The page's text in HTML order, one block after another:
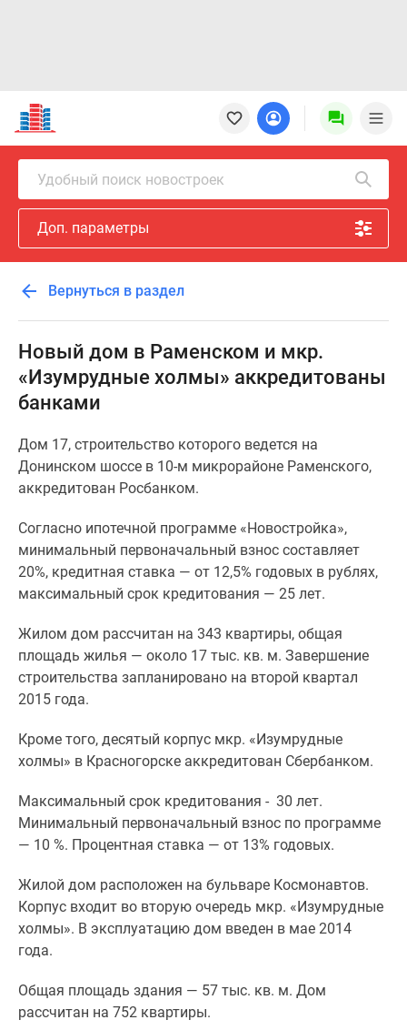
Новостройки
Квартиры
Ипотека
Новостройки
Москвы
Новостройки
Подмосковья
Новостройки
Москвы
Готовые
новостройки
Новостройки
карте
предложения
Коммерческие
помещения
застройщики
Панорамы
новостроек
Видеообзор
новостроек
Экспертиза
новостроек
Москвы
Студии
комнатные
комнатные
комнатные
Квартиры
карте
Ипотечный
Удобный поиск новостроек
Доп. параметры
Вернуться в раздел
Новый дом в Раменском и мкр.
«Изумрудные холмы» аккредитованы
банками
Дом 17, строительство которого ведется на
Донинском шоссе в 10-м микрорайоне Раменского,
аккредитован Росбанком.
Согласно ипотечной программе «Новостройка»,
минимальный первоначальный взнос составляет
20%, кредитная ставка — от 12,5% годовых в рублях,
максимальный срок кредитования — 25 лет.
Жилом дом рассчитан на 343 квартиры, общая
площадь жилья — около 17 тыс. кв. м. Завершение
строительства запланировано на второй квартал
2015 года.
Кроме того, десятый корпус мкр. «Изумрудные
холмы» в Красногорске аккредитован Сбербанком.
Максимальный срок кредитования - 30 лет.
Минимальный первоначальный взнос по программе
— 10 %. Процентная ставка — от 13% годовых.
Жилой дом расположен на бульваре Космонавтов.
Корпус входит во вторую очередь мкр. «Изумрудные
холмы». В эксплуатацию дом введен в мае 2014
года.
Общая площадь здания — 57 тыс. кв. м. Дом
рассчитан на 752 квартиры.